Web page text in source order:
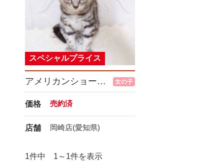
アメリカンショートヘア 女の子
スペシャルプライス
価格 売約済
店舗 岡崎店(愛知県)
1件中 1～1件を表示